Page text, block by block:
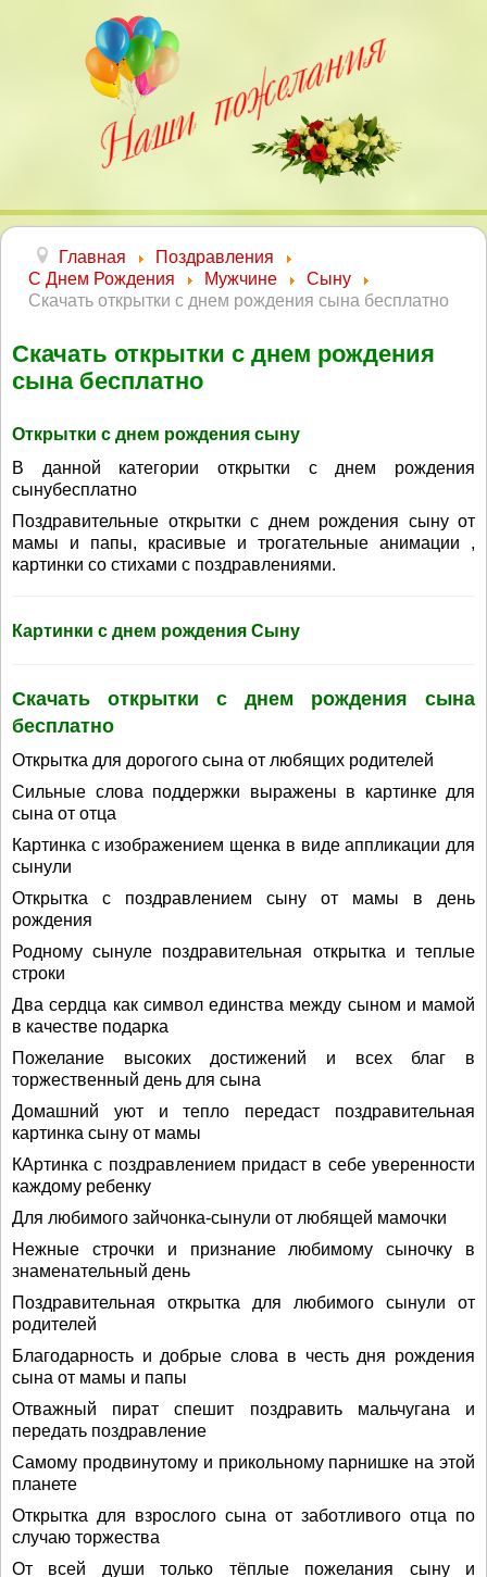
Главная
Поздравления
С Днем Рождения
Мужчине
Сыну
Скачать открытки с днем рождения сына бесплатно
Скачать открытки с днем рождения
сына бесплатно
Открытки с днем рождения сыну
В данной категории открытки с днем рождения
сынубесплатно
Поздравительные открытки с днем рождения сыну от
мамы и папы, красивые и трогательные анимации ,
картинки со стихами с поздравлениями.
Картинки с днем рождения Сыну
Скачать открытки с днем рождения сына
бесплатно
Открытка для дорогого сына от любящих родителей
Сильные слова поддержки выражены в картинке для
сына от отца
Картинка с изображением щенка в виде аппликации для
сынули
Открытка с поздравлением сыну от мамы в день
рождения
Родному сынуле поздравительная открытка и теплые
строки
Два сердца как символ единства между сыном и мамой
в качестве подарка
Пожелание высоких достижений и всех благ в
торжественный день для сына
Домашний уют и тепло передаст поздравительная
картинка сыну от мамы
КАртинка с поздравлением придаст в себе уверенности
каждому ребенку
Для любимого зайчонка-сынули от любящей мамочки
Нежные строчки и признание любимому сыночку в
знаменательный день
Поздравительная открытка для любимого сынули от
родителей
Благодарность и добрые слова в честь дня рождения
сына от мамы и папы
Отважный пират спешит поздравить мальчугана и
передать поздравление
Самому продвинутому и прикольному парнишке на этой
планете
Открытка для взрослого сына от заботливого отца по
случаю торжества
От всей души только тёплые пожелания сыну и